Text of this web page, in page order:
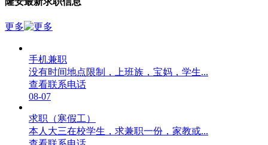
更多
手机兼职
没有时间地点限制，上班族，宝妈，学生...
查看联系电话
08-07
求职（寒假工）
本人大三在校学生，求兼职一份，家教或...